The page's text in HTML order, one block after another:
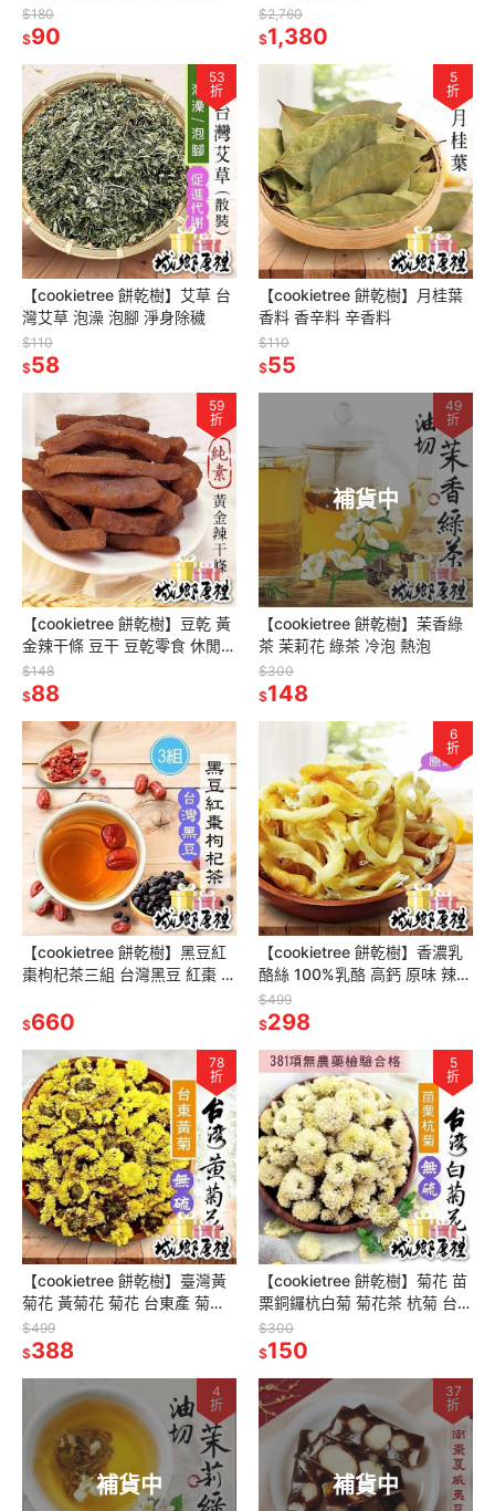
純天然 檢驗合格
$180
$90
$2,760
$1,380
53
折
【cookietree 餅乾樹】艾草 台
灣艾草 泡澡 泡腳 淨身除穢
$110
$58
5
折
【cookietree 餅乾樹】月桂葉
香料 香辛料 辛香料
$110
$55
59
折
【cookietree 餅乾樹】豆乾 黃
金辣干條 豆干 豆乾零食 休閒食
品 古早味 台灣製造
$148
$88
補貨中
49
折
【cookietree 餅乾樹】茉香綠
茶 茉莉花 綠茶 冷泡 熱泡
$300
$148
【cookietree 餅乾樹】黑豆紅
棗枸杞茶三組 台灣黑豆 紅棗 枸
低溫烘焙
$660
6
折
【cookietree 餅乾樹】香濃乳
酪絲 100%乳酪 高鈣 原味 辣味
素食可 60克/150克
$499
$298
78
折
【cookietree 餅乾樹】臺灣黃
菊花 黃菊花 菊花 台東產 菊花
茶 檢驗合格
$499
$388
5
折
【cookietree 餅乾樹】菊花 苗
栗銅鑼杭白菊 菊花茶 杭菊 台灣
白菊 檢驗合格 無添加 新鮮
$300
$150
補貨中
4
折
補貨中
37
折